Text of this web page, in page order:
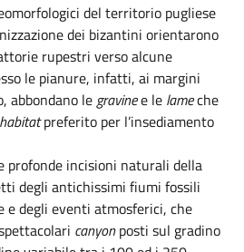
del territorio pugliese
dei bizantini orientarono
rupestri verso alcune
le pianure, infatti, ai margini
abbondano le gravinee le lameche
habitatpreferito per l’insediamento
profonde incisioni naturali della
degli antichissimi fiumi fossili
e degli eventi atmosferici, che
canyonposti sul gradino